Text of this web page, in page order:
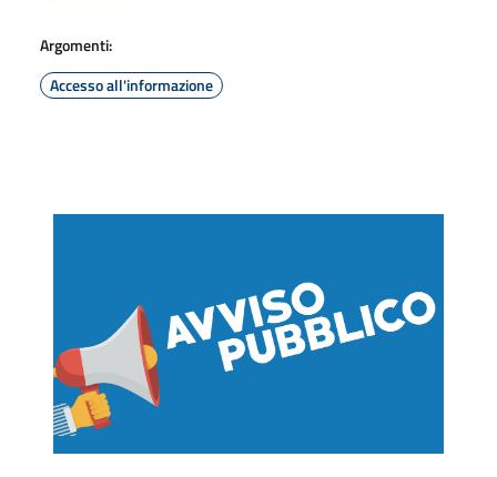
Argomenti:
Accesso all'informazione